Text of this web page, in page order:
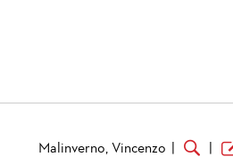
Malinverno, Vincenzo